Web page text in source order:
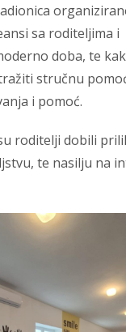
sa roditeljima i
doba, te
stručnu
i pomoć.
roditelji dobili
te nasilju na